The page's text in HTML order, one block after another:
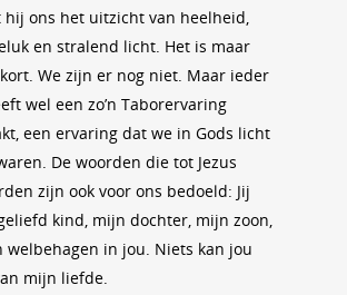
hij ons het uitzicht van heelheid,
en stralend licht. Het is maar
We zijn er nog niet. Maar ieder
wel een zo’n Taborervaring
een ervaring dat we in Gods licht
De woorden die tot Jezus
zijn ook voor ons bedoeld: Jij
kind, mijn dochter, mijn zoon,
welbehagen in jou. Niets kan jou
mijn liefde.